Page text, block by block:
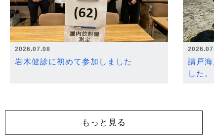
2026.07.08
岩木健診に初めて参加しました
請戸
した。
もっと見る